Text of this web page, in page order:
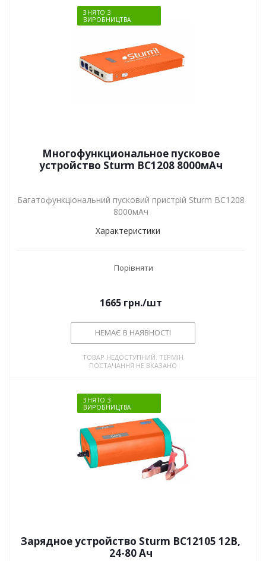
ЗНЯТО З
ВИРОБНИЦТВА
Многофункциональное пусковое
устройство Sturm BC1208 8000мАч
Багатофункціональний пусковий пристрій Sturm BC1208
8000мАч
Характеристики
Порівняти
1665 грн./шт
НЕМАЄ В НАЯВНОСТІ
ТОВАР НЕДОСТУПНИЙ. ТЕРМІН
ПОСТАЧАННЯ НЕ ВКАЗАНО
ЗНЯТО З
ВИРОБНИЦТВА
Зарядное устройство Sturm BC12105 12В,
24-80 Ач